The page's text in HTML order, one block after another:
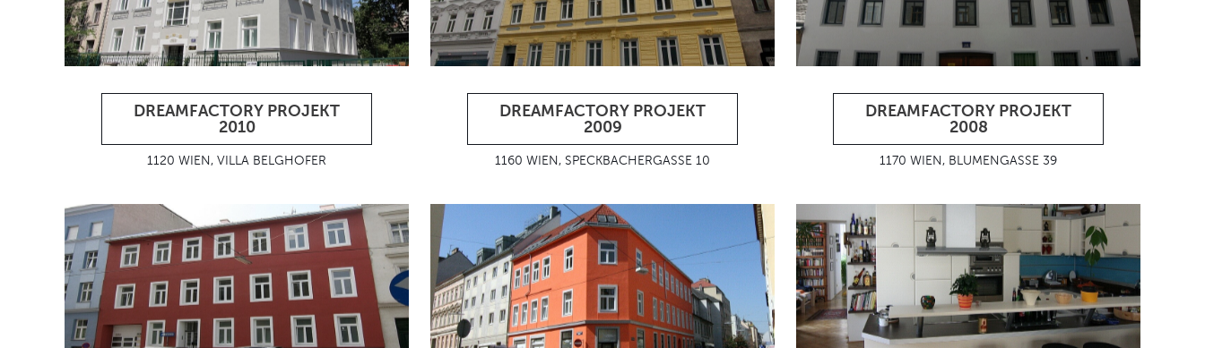
DREAMFACTORY PROJEKT
2010
1120 WIEN, VILLA BELGHOFER
DREAMFACTORY PROJEKT
2009
1160 WIEN, SPECKBACHERGASSE 10
DREAMFACTORY PROJEKT
2008
1170 WIEN, BLUMENGASSE 39